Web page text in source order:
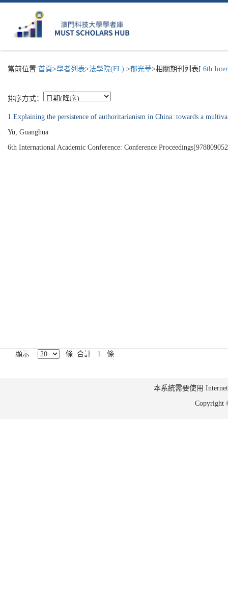
當前位置:首頁>學者列表>法學院(FL) >郁光華>相關期刊列表[ 6th
排序方式：
1.Explaining the persistence of authoritarianism in China: towards a
Yu, Guanghua
6th International Academic Conference: Conference
顯示 條 合計 1 條
本系統需要使用
Copyright